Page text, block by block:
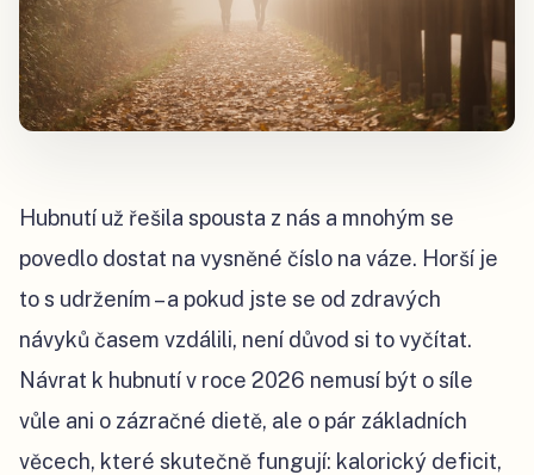
Hubnutí už řešila spousta z nás a mnohým se
povedlo dostat na vysněné číslo na váze. Horší je
to s udržením – a pokud jste se od zdravých
návyků časem vzdálili, není důvod si to vyčítat.
Návrat k hubnutí v roce 2026 nemusí být o síle
vůle ani o zázračné dietě, ale o pár základních
věcech, které skutečně fungují: kalorický deficit,